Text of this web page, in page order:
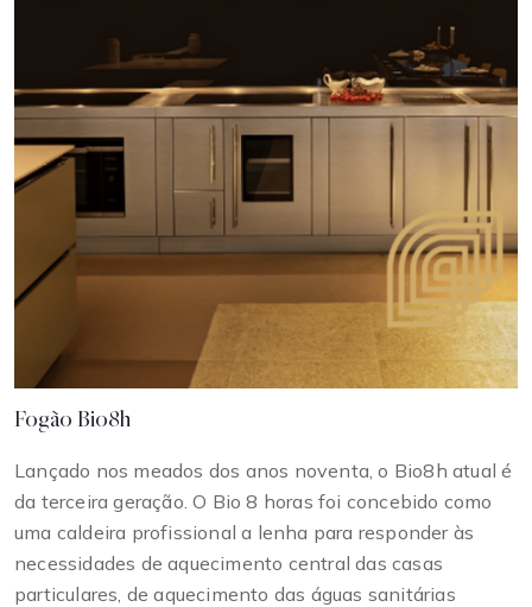
Fogão Bio8h
Lançado nos meados dos anos noventa, o Bio8h atual é
da terceira geração. O Bio 8 horas foi concebido como
uma caldeira profissional a lenha para responder às
necessidades de aquecimento central das casas
particulares, de aquecimento das águas sanitárias